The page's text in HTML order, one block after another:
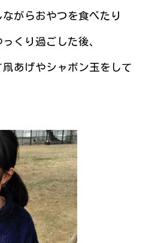
がらおやつを食べたり
くり過ごした後、
あげやシャボン玉をして